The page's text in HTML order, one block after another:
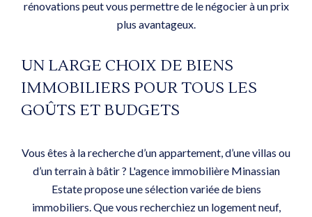
rénovations peut vous permettre de le négocier à un prix
plus avantageux.
UN LARGE CHOIX DE BIENS
IMMOBILIERS POUR TOUS LES
GOÛTS ET BUDGETS
Vous êtes à la recherche d’un appartement, d’une villas ou
d’un terrain à bâtir ? L'agence immobilière Minassian
Estate propose une sélection variée de biens
immobiliers. Que vous recherchiez un logement neuf,